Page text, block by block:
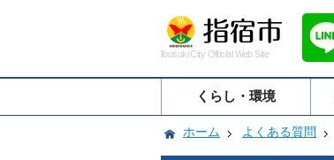
Ibusuki City Official Web Site
くらし・環境
ホーム よくある質問